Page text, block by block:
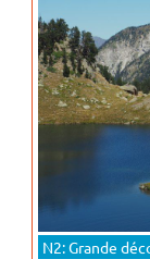
N2: Grande